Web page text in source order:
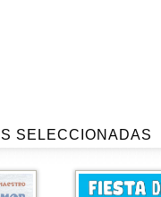
SELECCIONADAS